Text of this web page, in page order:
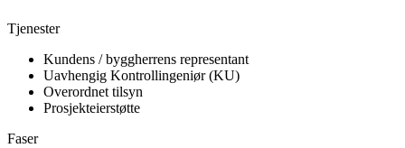
Tjenester
Kundens / byggherrens representant
Uavhengig Kontrollingeniør (KU)
Overordnet tilsyn
Prosjekteierstøtte
Faser